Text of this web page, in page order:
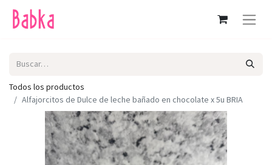
Todos los productos
Alfajorcitos de Dulce de leche bañado en chocolate x 5u BRIA